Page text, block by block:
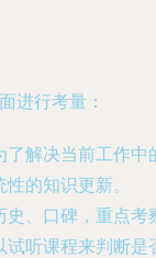
进行考量：
了解决当前工作中
的知识更新。
史、口碑，重点考
试听课程来判断是